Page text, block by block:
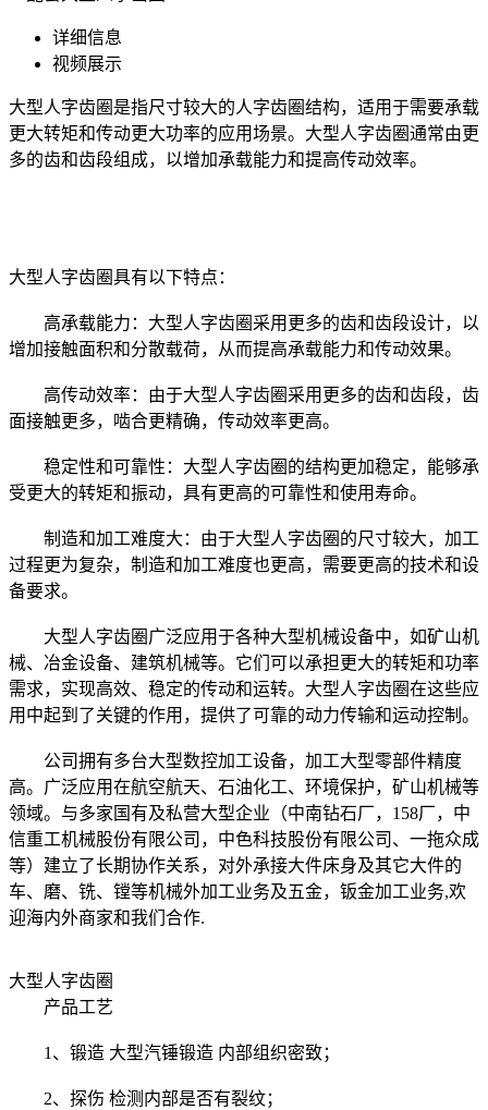
详细信息
视频展示
大型人字齿圈是指尺寸较大的人字齿圈结构，适用于需要承载
更大转矩和传动更大功率的应用场景。大型人字齿圈通常由更
多的齿和齿段组成，以增加承载能力和提高传动效率。
大型人字齿圈具有以下特点：
高承载能力：大型人字齿圈采用更多的齿和齿段设计，以
增加接触面积和分散载荷，从而提高承载能力和传动效果。
高传动效率：由于大型人字齿圈采用更多的齿和齿段，齿
面接触更多，啮合更精确，传动效率更高。
稳定性和可靠性：大型人字齿圈的结构更加稳定，能够承
受更大的转矩和振动，具有更高的可靠性和使用寿命。
制造和加工难度大：由于大型人字齿圈的尺寸较大，加工
过程更为复杂，制造和加工难度也更高，需要更高的技术和设
备要求。
大型人字齿圈广泛应用于各种大型机械设备中，如矿山机
械、冶金设备、建筑机械等。它们可以承担更大的转矩和功率
需求，实现高效、稳定的传动和运转。大型人字齿圈在这些应
用中起到了关键的作用，提供了可靠的动力传输和运动控制。
公司拥有多台大型数控加工设备，加工大型零部件精度
高。广泛应用在航空航天、石油化工、环境保护，矿山机械等
领域。与多家国有及私营大型企业（中南钻石厂，158厂，中
信重工机械股份有限公司，中色科技股份有限公司、一拖众成
等）建立了长期协作关系，对外承接大件床身及其它大件的
车、磨、铣、镗等机械外加工业务及五金，钣金加工业务,欢
迎海内外商家和我们合作.
大型人字齿圈
产品工艺
1、锻造 大型汽锤锻造 内部组织密致；
2、探伤 检测内部是否有裂纹；